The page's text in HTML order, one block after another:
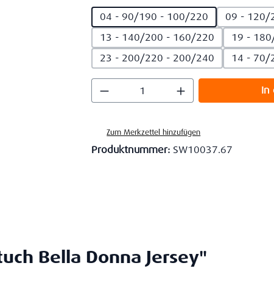
04 - 90/190 - 100/220
09 - 120/
13 - 140/200 - 160/220
19 -
23 - 200/220 - 200/240
14 - 70/
Produkt Anzahl: Gib denIn
Zum Merkzettel hinzufügen
Produktnummer: SW10037.67
Bella Donna Jersey"